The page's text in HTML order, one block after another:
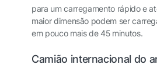
para um carregamento rápido e
maior dimensão podem ser
em pouco mais de 45 minutos.
Camião internacional do